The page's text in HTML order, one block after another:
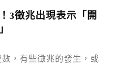
3徵兆出現表示「開
，有些徵兆的發生，或